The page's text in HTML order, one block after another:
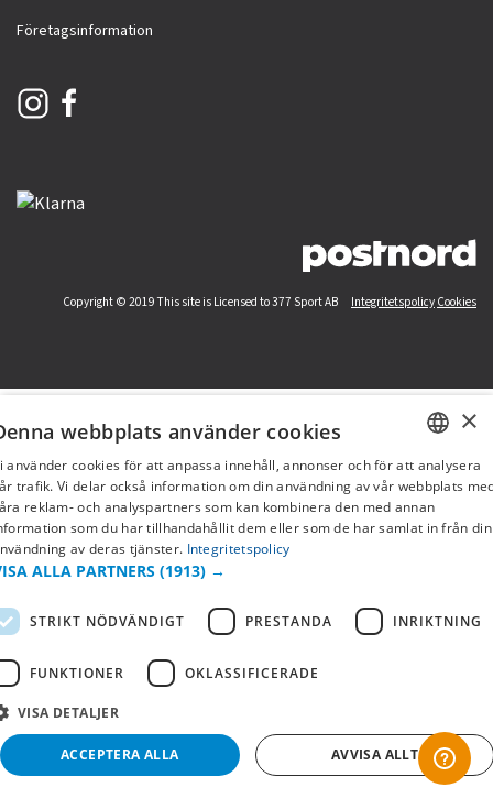
Företagsinformation
Copyright © 2019 This site is Licensed to 377 Sport AB Integritetspolicy Cookies
SWEDISH
FI
×
webbplats använder cookies
använder cookies för att anpassa innehåll, annonser och för att analysera
trafik. Vi delar också information om din användning av vår webbplats
reklam- och analyspartners som kan kombinera den med annan
som du har tillhandahållit dem eller som de har samlat in från din
av deras tjänster. Integritetspolicy
ALLA PARTNERS (1913) →
STRIKT NÖDVÄNDIGT PRESTANDA INRIKTNING
FUNKTIONER OKLASSIFICERADE
VISA DETALJER
ACCEPTERA ALLA AVVISA ALLT